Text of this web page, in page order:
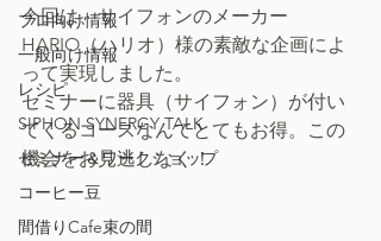
プロ向け情報
一般向け情報
レシピ
SIPHON SYNERGY TALK
セミナー＆ワークショップ
コーヒー豆
間借りCafe束の間
今回は、サイフォンのメーカー
HARIO（ハリオ）様の素敵な企画によ
って実現しました。
セミナーに器具（サイフォン）が付い
てくるコースなんてとてもお得。この
機会をお見逃しなく！